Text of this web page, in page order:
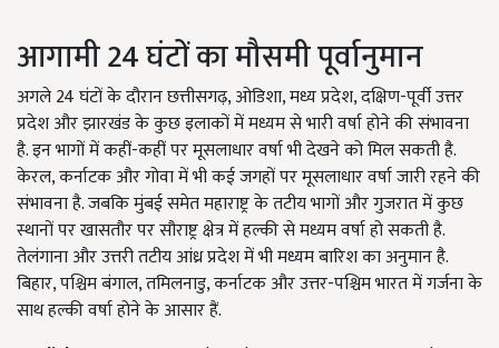
आगामी 24 घंटों का मौसमी पूर्वानुमान
अगले 24 घंटों के दौरान छत्तीसगढ़, ओडिशा, मध्य प्रदेश, दक्षिण-पूर्वी उत्तर
प्रदेश और झारखंड के कुछ इलाकों में मध्यम से भारी वर्षा होने की संभावना
है. इन भागों में कहीं-कहीं पर मूसलाधार वर्षा भी देखने को मिल सकती है.
केरल, कर्नाटक और गोवा में भी कई जगहों पर मूसलाधार वर्षा जारी रहने की
संभावना है. जबकि मुंबई समेत महाराष्ट्र के तटीय भागों और गुजरात में कुछ
स्थानों पर खासतौर पर सौराष्ट्र क्षेत्र में हल्की से मध्यम वर्षा हो सकती है.
तेलंगाना और उत्तरी तटीय आंध्र प्रदेश में भी मध्यम बारिश का अनुमान है.
बिहार, पश्चिम बंगाल, तमिलनाडु, कर्नाटक और उत्तर-पश्चिम भारत में गर्जना के
साथ हल्की वर्षा होने के आसार हैं.